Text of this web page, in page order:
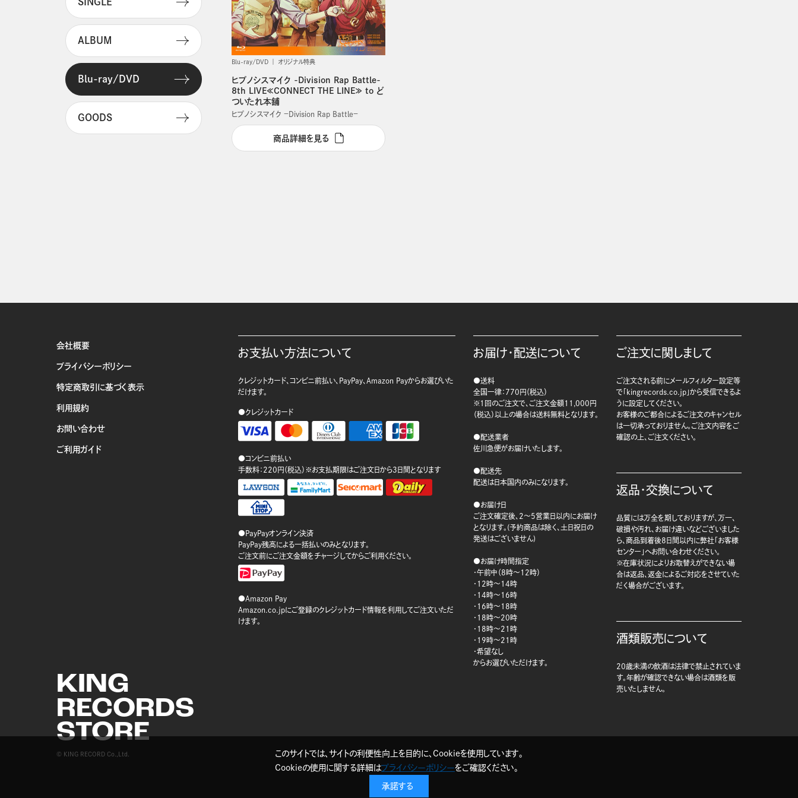
SINGLE
ALBUM
Blu-ray/DVD
GOODS
Blu-ray/DVD オリジナル特典
ヒプノシスマイク -Division Rap Battle-
8th LIVE≪CONNECT THE LINE≫ to ど
ついたれ本舗
ヒプノシスマイク －Division Rap Battle－
商品詳細を見る
会社概要
プライバシーポリシー
特定商取引に基づく表示
利用規約
お問い合わせ
ご利用ガイド
KING
RECORDS
STORE
© KING RECORD Co.,Ltd.
お支払い方法について
クレジットカード、コンビニ前払い、PayPay、Amazon Payからお選びいた
だけます。
●クレジットカード
●コンビニ前払い
手数料：220円（税込）※お支払期限はご注文日から3日間となります
●PayPayオンライン決済
PayPay残高による一括払いのみとなります。
ご注文前にご注文金額をチャージしてからご利用ください。
●Amazon Pay
Amazon.co.jpにご登録のクレジットカード情報を利用してご注文いただ
けます。
お届け・配送について
●送料
全国一律：770円（税込）
※1回のご注文で、ご注文金額11,000円
（税込）以上の場合は送料無料となります。
●配送業者
佐川急便がお届けいたします。
●配送先
配送は日本国内のみになります。
●お届け日
ご注文確定後、2～5営業日以内にお届け
となります。(予約商品は除く、土日祝日の
発送はございません)
●お届け時間指定
・午前中（8時～12時）
・12時～14時
・14時～16時
・16時～18時
・18時～20時
・18時～21時
・19時～21時
・希望なし
からお選びいただけます。
ご注文に関しまして
ご注文される前にメールフィルター設定等
で「kingrecords.co.jp」から受信できるよ
うに設定してください。
お客様のご都合によるご注文のキャンセル
は一切承っておりません。ご注文内容をご
確認の上、ご注文ください。
返品・交換について
品質には万全を期しておりますが、万一、
破損や汚れ、お届け違いなどございました
ら、商品到着後8日間以内に弊社「お客様
センター」へお問い合わせください。
※在庫状況によりお取替えができない場
合は返品、返金によるご対応をさせていた
だく場合がございます。
酒類販売について
20歳未満の飲酒は法律で禁止されていま
す。年齢が確認できない場合は酒類を販
売いたしません。
このサイトでは、サイトの利便性向上を目的に、Cookieを使用しています。
Cookieの使用に関する詳細はプライバシーポリシーをご確認ください。
承諾する